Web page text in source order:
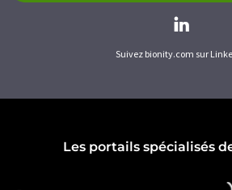
Suivez bionity.com sur
Les portails spécialisés